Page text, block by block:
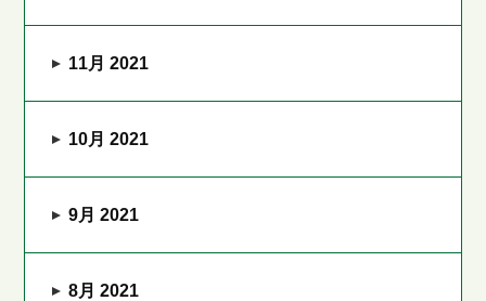
11月 2021
10月 2021
9月 2021
8月 2021